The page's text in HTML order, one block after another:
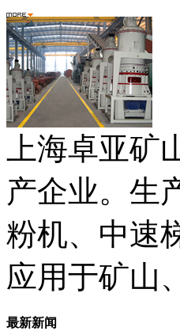
上海卓亚
产企业。生
粉机、中速
应用于矿山
最新新闻